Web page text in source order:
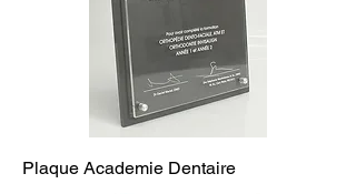
Plaque Academie Dentaire